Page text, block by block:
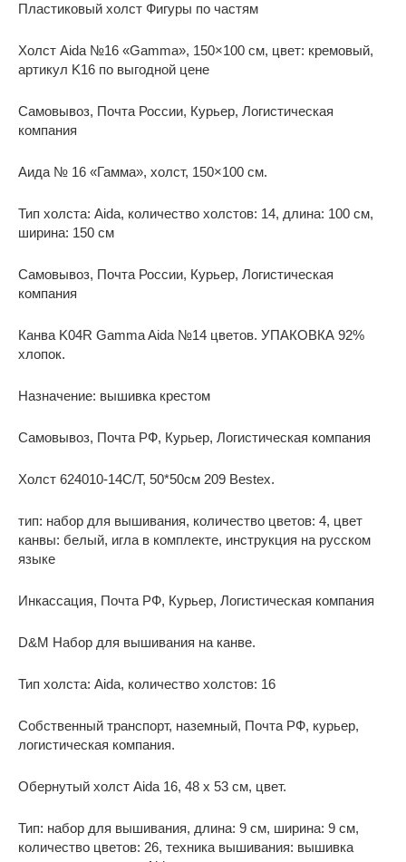
Пластиковый холст Фигуры по частям
Холст Aida №16 «Gamma», 150×100 см, цвет: кремовый,
артикул K16 по выгодной цене
Самовывоз, Почта России, Курьер, Логистическая
компания
Аида № 16 «Гамма», холст, 150×100 см.
Тип холста: Aida, количество холстов: 14, длина: 100 см,
ширина: 150 см
Самовывоз, Почта России, Курьер, Логистическая
компания
Канва K04R Gamma Aida №14 цветов. УПАКОВКА 92%
хлопок.
Назначение: вышивка крестом
Самовывоз, Почта РФ, Курьер, Логистическая компания
Холст 624010-14C/T, 50*50см 209 Bestex.
тип: набор для вышивания, количество цветов: 4, цвет
канвы: белый, игла в комплекте, инструкция на русском
языке
Инкассация, Почта РФ, Курьер, Логистическая компания
D&M Набор для вышивания на канве.
Тип холста: Aida, количество холстов: 16
Собственный транспорт, наземный, Почта РФ, курьер,
логистическая компания.
Обернутый холст Aida 16, 48 x 53 см, цвет.
Тип: набор для вышивания, длина: 9 см, ширина: 9 см,
количество цветов: 26, техника вышивания: вышивка